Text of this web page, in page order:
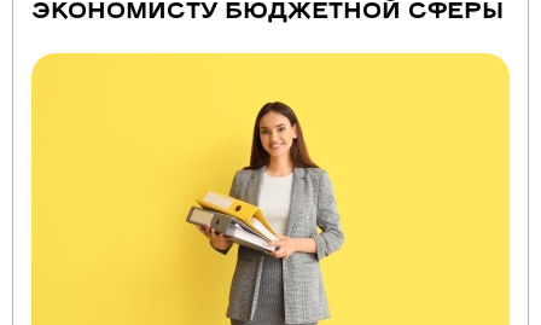
ЭКОНОМИСТУ БЮДЖЕТНОЙ СФЕРЫ